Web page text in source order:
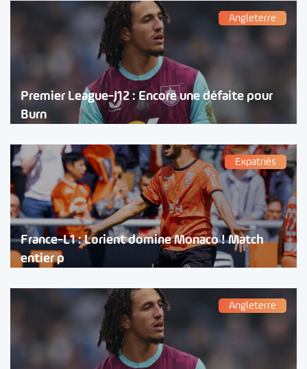
Angleterre
Premier League-J12 : Encore une défaite pour
Burn
Expatriés
France-L1 : Lorient domine Monaco ! Match
entier p
Angleterre